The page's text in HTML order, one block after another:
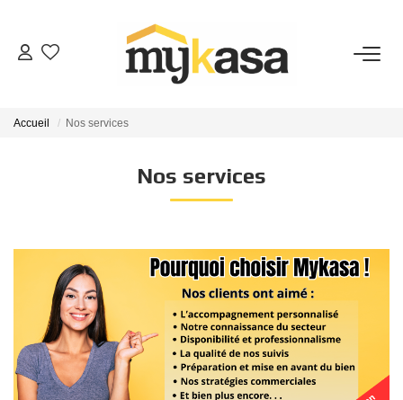
VENTES
ESTIMATION
PARRAINAGE
NOTRE AGENCE
Qui Sommes-Nous
Notre Équipe
Accueil Nos services
Nos services